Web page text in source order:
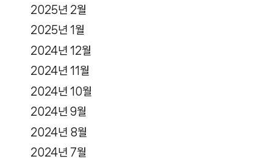
2025년 2월
2025년 1월
2024년 12월
2024년 11월
2024년 10월
2024년 9월
2024년 8월
2024년 7월